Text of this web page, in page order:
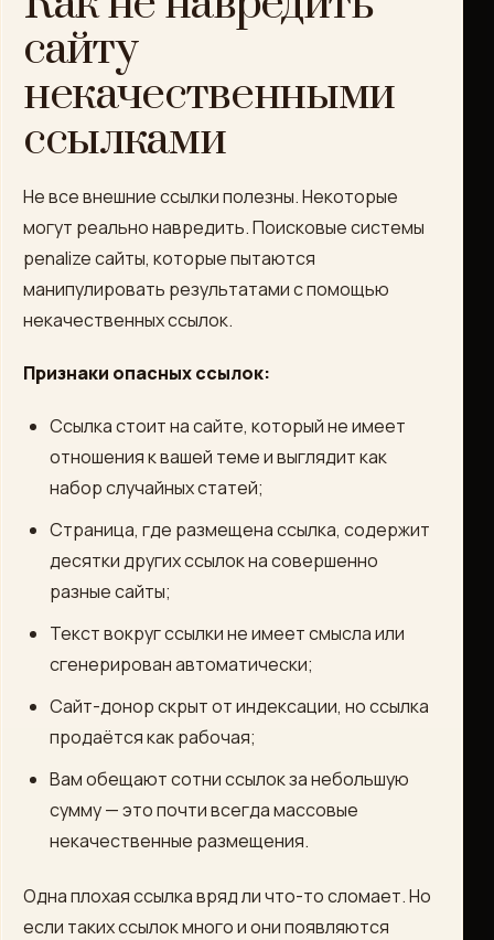
сайту
некачественными
ссылками
Не все внешние ссылки полезны. Некоторые
могут реально навредить. Поисковые системы
penalize сайты, которые пытаются
манипулировать результатами с помощью
некачественных ссылок.
Признаки опасных ссылок:
Ссылка стоит на сайте, который не имеет
отношения к вашей теме и выглядит как
набор случайных статей;
Страница, где размещена ссылка, содержит
десятки других ссылок на совершенно
разные сайты;
Текст вокруг ссылки не имеет смысла или
сгенерирован автоматически;
Сайт-донор скрыт от индексации, но ссылка
продаётся как рабочая;
Вам обещают сотни ссылок за небольшую
сумму — это почти всегда массовые
некачественные размещения.
Одна плохая ссылка вряд ли что-то сломает. Но
если таких ссылок много и они появляются